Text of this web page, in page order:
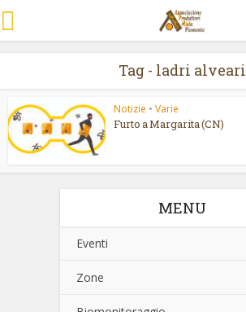
Tag - ladri alveari
Notizie • Varie
Furto a Margarita (CN)
MENU
Eventi
Zone